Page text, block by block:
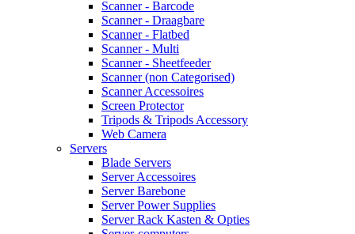
Scanner - Barcode
Scanner - Draagbare
Scanner - Flatbed
Scanner - Multi
Scanner - Sheetfeeder
Scanner (non Categorised)
Scanner Accessoires
Screen Protector
Tripods & Tripods Accessory
Web Camera
Servers
Blade Servers
Server Accessoires
Server Barebone
Server Power Supplies
Server Rack Kasten & Opties